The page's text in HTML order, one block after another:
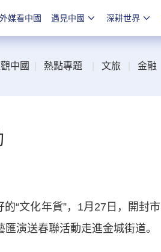
外媒看中國 遇見中國 深耕世界
中國 熱點專題 文旅 金融
“文化年貨”，1月27日，開封市
演送春聯活動走進金城街道。